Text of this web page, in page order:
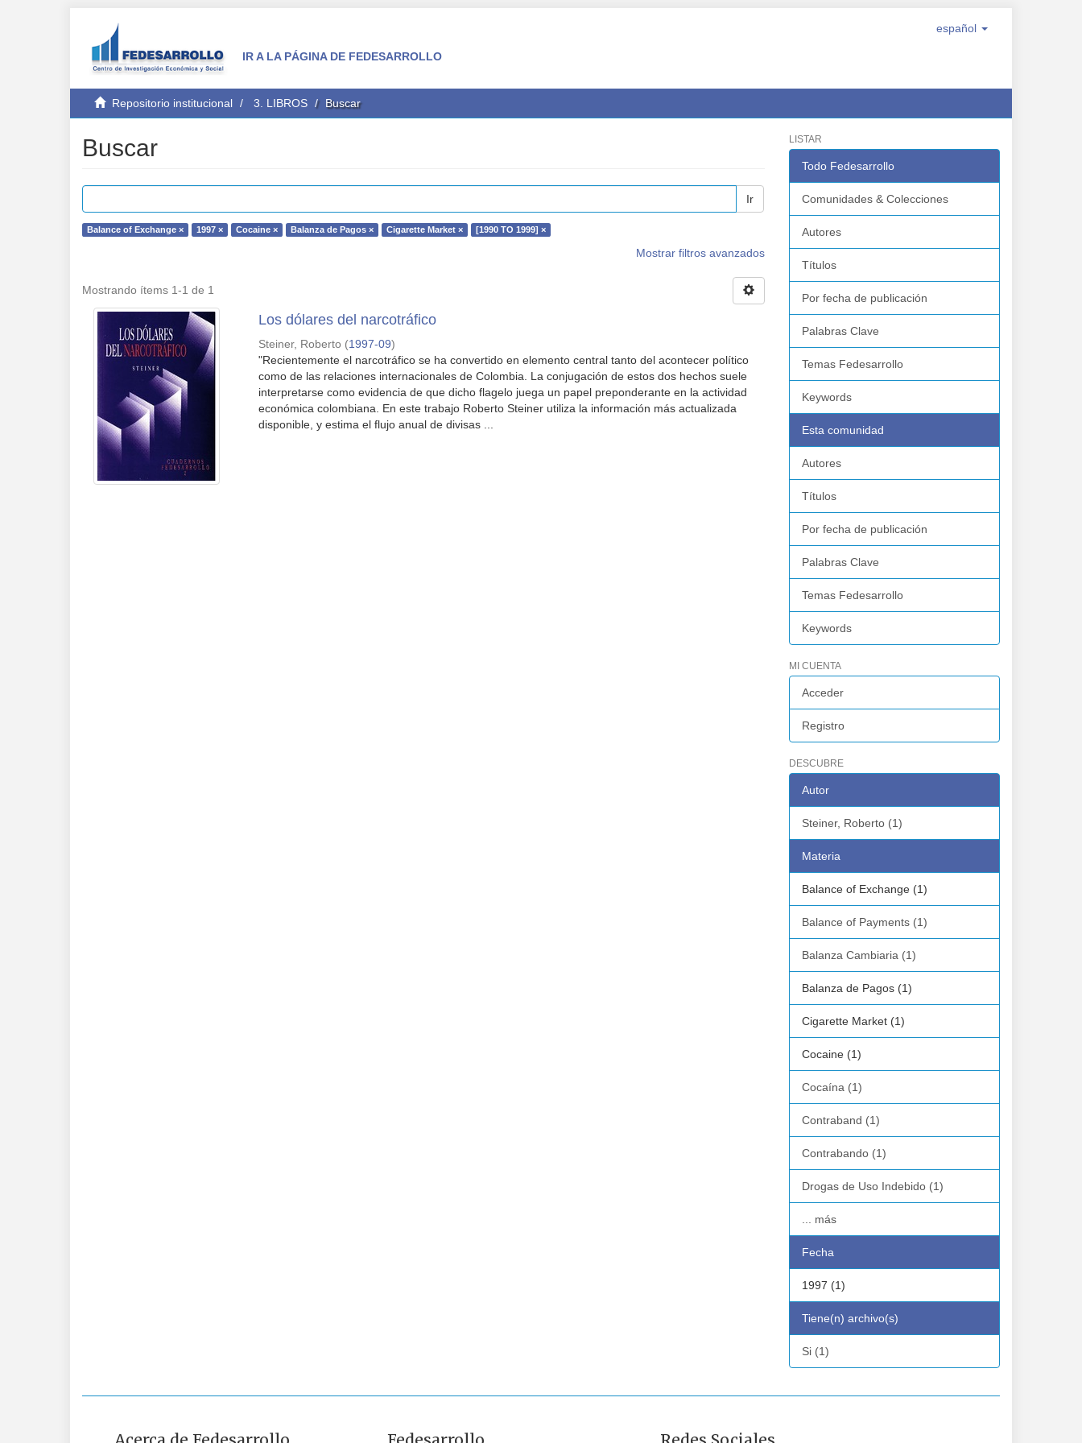
IR A LA PÁGINA DE FEDESARROLLO
español
Repositorio institucional 3. LIBROS Buscar
Buscar
Ir
Balance of Exchange × 1997 × Cocaine × Balanza de Pagos × Cigarette Market × [1990 TO 1999] ×
Mostrar filtros avanzados
Mostrando ítems 1-1 de 1
Los dólares del narcotráfico
Steiner, Roberto (1997-09)
"Recientemente el narcotráfico se ha convertido en elemento central tanto del acontecer político
como de las relaciones internacionales de Colombia. La conjugación de estos dos hechos suele
interpretarse como evidencia de que dicho flagelo juega un papel preponderante en la actividad
económica colombiana. En este trabajo Roberto Steiner utiliza la información más actualizada
disponible, y estima el flujo anual de divisas ...
LISTAR
Todo Fedesarrollo
Comunidades & Colecciones
Autores
Títulos
Por fecha de publicación
Palabras Clave
Temas Fedesarrollo
Keywords
Esta comunidad
Autores
Títulos
Por fecha de publicación
Palabras Clave
Temas Fedesarrollo
Keywords
MI CUENTA
Acceder
Registro
DESCUBRE
Autor
Steiner, Roberto (1)
Materia
Balance of Exchange (1)
Balance of Payments (1)
Balanza Cambiaria (1)
Balanza de Pagos (1)
Cigarette Market (1)
Cocaine (1)
Cocaína (1)
Contraband (1)
Contrabando (1)
Drogas de Uso Indebido (1)
... más
Fecha
1997 (1)
Tiene(n) archivo(s)
Si (1)